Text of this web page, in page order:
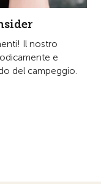
Il nostro
e
del campeggio.